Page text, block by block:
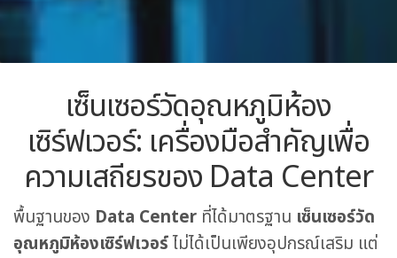
เซ็นเซอร์วัดอุณหภูมิห้อง
เซิร์ฟเวอร์: เครื่องมือสำคัญเพื่อ
ความเสถียรของ Data Center
พื้นฐานของ Data Center ที่ได้มาตรฐาน เซ็นเซอร์วัด
อุณหภูมิห้องเซิร์ฟเวอร์ไม่ได้เป็นเพียงอุปกรณ์เสริม แต่